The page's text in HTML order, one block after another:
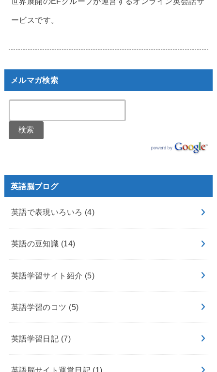
ービスです。
メルマガ検索
英語脳ブログ
英語で表現いろいろ (4)
英語の豆知識 (14)
英語学習サイト紹介 (5)
英語学習のコツ (5)
英語学習日記 (7)
英語脳サイト運営日記 (1)